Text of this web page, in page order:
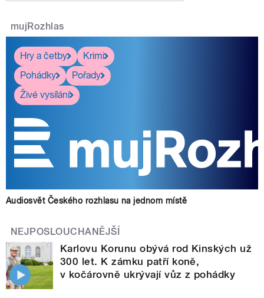
mujRozhlas
Hry a četby
Krimi
Pohádky
Pořady
Živé vysílání
Audiosvět Českého rozhlasu na jednom místě
NEJPOSLOUCHANĚJŠÍ
Karlovu Korunu obývá rod Kinských už
300 let. K zámku patří koně,
v kočárovně ukrývají vůz z pohádky